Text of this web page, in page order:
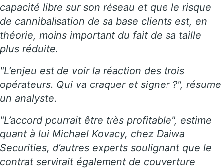
capacité libre sur son réseau et que le risque
de cannibalisation de sa base clients est, en
théorie, moins important du fait de sa taille
plus réduite.
"L’enjeu est de voir la réaction des trois
opérateurs. Qui va craquer et signer ?", résume
un analyste.
"L’accord pourrait être très profitable", estime
quant à lui Michael Kovacy, chez Daiwa
Securities, d’autres experts soulignant que le
contrat servirait également de couverture